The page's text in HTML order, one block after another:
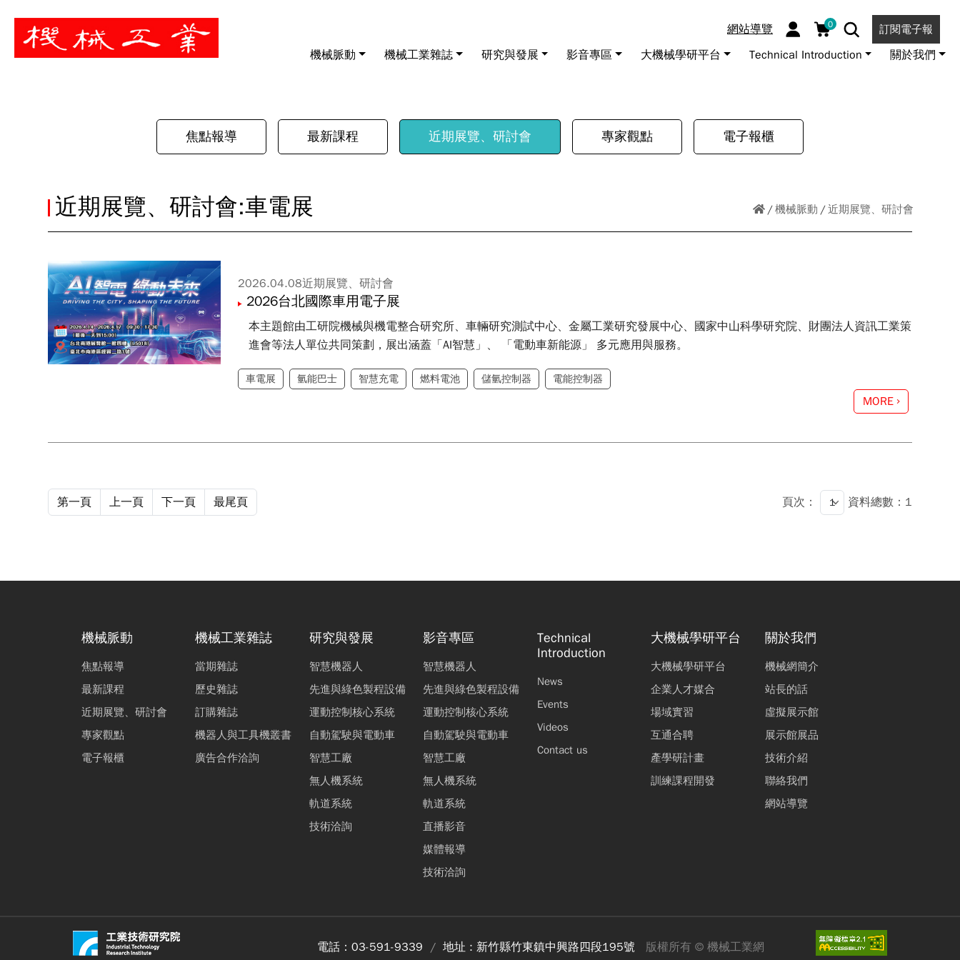
網站導覽 0 訂閱電子報
機械脈動 機械工業雜誌 研究與發展 影音專區 大機械學研平台 Technical Introduction 關於我們
暫停
焦點報導 最新課程 近期展覽、研討會 專家觀點 電子報櫃
機械脈動 近期展覽、研討會
近期展覽、研討會:車電展
2026.04.08近期展覽、研討會
2026台北國際車用電子展
本主題館由工研院機械與機電整合研究所、車輛研究測試中心、金屬工業研究發展中心、國家中山科學研究院、財團法人資訊工業策
進會等法人單位共同策劃，展出涵蓋「AI智慧」、 「電動車新能源」 多元應用與服務。
車電展 氫能巴士 智慧充電 燃料電池 儲氫控制器 電能控制器
MORE
第一頁 上一頁 下一頁 最尾頁 頁次： 資料總數：1
機械脈動
焦點報導
最新課程
近期展覽、研討會
專家觀點
電子報櫃
機械工業雜誌
當期雜誌
歷史雜誌
訂購雜誌
機器人與工具機叢書
廣告合作洽詢
研究與發展
智慧機器人
先進與綠色製程設備
運動控制核心系統
自動駕駛與電動車
智慧工廠
無人機系統
軌道系統
技術洽詢
影音專區
智慧機器人
先進與綠色製程設備
運動控制核心系統
自動駕駛與電動車
智慧工廠
無人機系統
軌道系統
直播影音
媒體報導
技術洽詢
Technical
Introduction
News
Events
Videos
Contact us
大機械學研平台
大機械學研平台
企業人才媒合
場域實習
互通合聘
產學研計畫
訓練課程開發
關於我們
機械網簡介
站長的話
虛擬展示館
展示館展品
技術介紹
聯絡我們
網站導覽
電話： 03-591-9339 地址 : 新竹縣竹東鎮中興路四段195號 版權所有 © 機械工業網